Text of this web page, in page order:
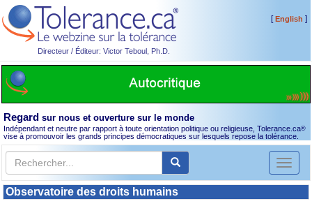
Directeur / Éditeur: Victor Teboul, Ph.D.
[English ]
Regard sur nous et ouverture sur le monde
Indépendant et neutre par rapport à toute orientation politique ou religieuse, Tolerance.ca®
vise à promouvoir les grands principes démocratiques sur lesquels repose la tolérance.
Toggle
Observatoire des droits humains